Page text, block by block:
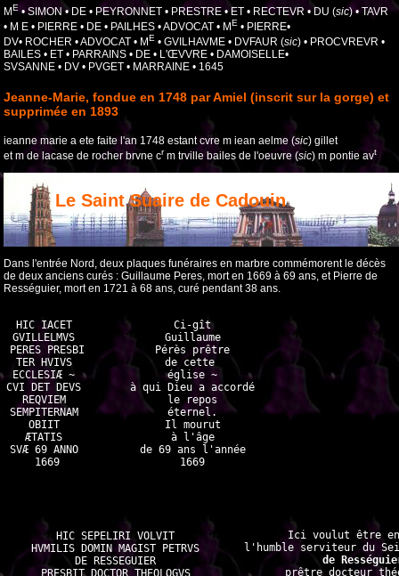
ME• SIMON • DE • PEYRONNET • PRESTRE • ET • RECTEVR • DU (sic) • TAVR
• M E • PIERRE • DE • PAILHES • ADVOCAT • ME • PIERRE•
DV• ROCHER • ADVOCAT • ME • GVILHAVME • DVFAUR (sic) • PROCVREVR •
BAILES • ET • PARRAINS • DE • L'ŒVVRE • DAMOISELLE•
SVSANNE • DV • PVGET • MARRAINE • 1645
Jeanne-Marie, fondue en 1748 par Amiel (inscrit sur la gorge) et
supprimée en 1893
ieanne marie a ete faite l'an 1748 estant cvre m iean aelme (sic) gillet
et m de lacase de rocher brvne cr m trville bailes de l'oeuvre (sic) m pontie avt
Le Saint Suaire de Cadouin
Dans l'entrée Nord, deux plaques funéraires en marbre commémorent le décès
de deux anciens curés : Guillaume Peres, mort en 1669 à 69 ans, et Pierre de
Rességuier, mort en 1721 à 68 ans, curé pendant 38 ans.
HIC IACET
GVILLELMVS
PERES PRESBI
TER HVIVS
ECCLESIÆ ~
CVI DET DEVS
REQVIEM
SEMPITERNAM
OBIIT
ÆTATIS
SVÆ 69 ANNO
1669
Ci-gît
Guillaume
Pérès prêtre
de cette
église ~
à qui Dieu a accordé
le repos
éternel.
Il mourut
à l'âge
de 69 ans l'année
1669
HIC SEPELIRI VOLVIT
HVMILIS DOMIN MAGIST PETRVS
DE RESSEGUIER
Ici voulut être
l'humble serviteur du
de
prêtre docteur